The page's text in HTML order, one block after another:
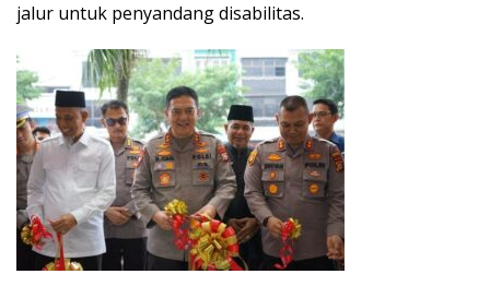
jalur untuk penyandang disabilitas.